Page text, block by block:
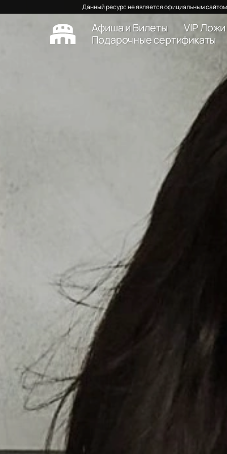
Данный ресурс не является официальным
Афиша и Билеты
VIP Ложи
Подарочные сертификаты